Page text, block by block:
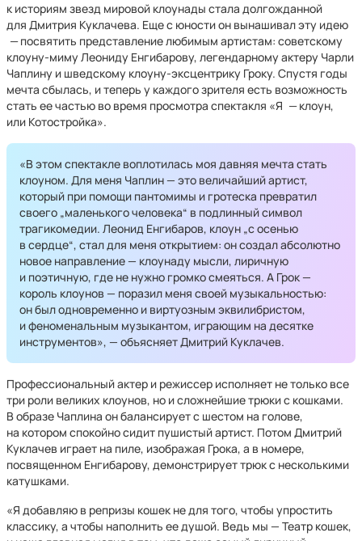
к историям звезд мировой клоунады стала долгожданной
для Дмитрия Куклачева. Еще с юности он вынашивал эту идею
—посвятить представление любимым артистам: советскому
клоуну-миму Леониду Енгибарову, легендарному актеру Чарли
Чаплину и шведскому клоуну-эксцентрику Гроку. Спустя годы
мечта сбылась, и теперь у каждого зрителя есть возможность
стать ее частью во время просмотра спектакля «Я —клоун,
или Котостройка».
«В этом спектакле воплотилась моя давняя мечта стать
клоуном. Для меня Чаплин — это величайший артист,
который при помощи пантомимы и гротеска превратил
своего „маленького человека“ в подлинный символ
трагикомедии. Леонид Енгибаров, клоун „с осенью
в сердце“, стал для меня открытием: он создал абсолютно
новое направление — клоунаду мысли, лиричную
и поэтичную, где не нужно громко смеяться. А Грок —
король клоунов — поразил меня своей музыкальностью:
он был одновременно и виртуозным эквилибристом,
и феноменальным музыкантом, играющим на десятке
инструментов», — объясняет Дмитрий Куклачев.
Профессиональный актер и режиссер исполняет не только все
три роли великих клоунов, но и сложнейшие трюки с кошками.
В образе Чаплина он балансирует с шестом на голове,
на котором спокойно сидит пушистый артист. Потом Дмитрий
Куклачев играет на пиле, изображая Грока, а в номере,
посвященном Енгибарову, демонстрирует трюк с несколькими
катушками.
«Я добавляю в репризы кошек не для того, чтобы упростить
классику, а чтобы наполнить ее душой. Ведь мы — Театр кошек,